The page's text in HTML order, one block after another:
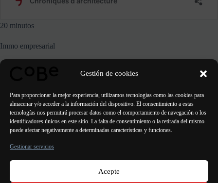
Gestión de cookies
Para proporcionar la mejor experiencia, utilizamos tecnologías como las cookies para
almacenar y/o acceder a la información del dispositivo. El consentimiento a estas
tecnologías nos permitirá procesar datos como el comportamiento de navegación o los
identificadores únicos en este sitio. La falta de consentimiento o la retirada del mismo
puede afectar negativamente a determinadas características y funciones.
Gestionar servicios
Acepte
20 minutos
Immo empresarial
Le Moniteur
ANTERIOR SIGUIENTE